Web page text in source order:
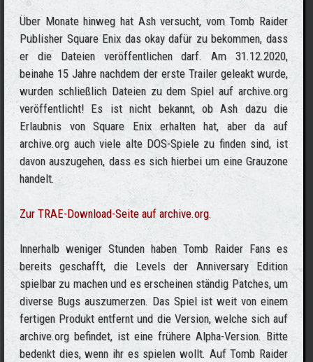
Über Monate hinweg hat Ash versucht, vom Tomb Raider
Publisher Square Enix das okay dafür zu bekommen, dass
er die Dateien veröffentlichen darf. Am 31.12.2020,
beinahe 15 Jahre nachdem der erste Trailer geleakt wurde,
wurden schließlich Dateien zu dem Spiel auf archive.org
veröffentlicht! Es ist nicht bekannt, ob Ash dazu die
Erlaubnis von Square Enix erhalten hat, aber da auf
archive.org auch viele alte DOS-Spiele zu finden sind, ist
davon auszugehen, dass es sich hierbei um eine Grauzone
handelt.
Zur TRAE-Download-Seite auf archive.org.
Innerhalb weniger Stunden haben Tomb Raider Fans es
bereits geschafft, die Levels der Anniversary Edition
spielbar zu machen und es erscheinen ständig Patches, um
diverse Bugs auszumerzen. Das Spiel ist weit von einem
fertigen Produkt entfernt und die Version, welche sich auf
archive.org befindet, ist eine frühere Alpha-Version. Bitte
bedenkt dies, wenn ihr es spielen wollt. Auf Tomb Raider